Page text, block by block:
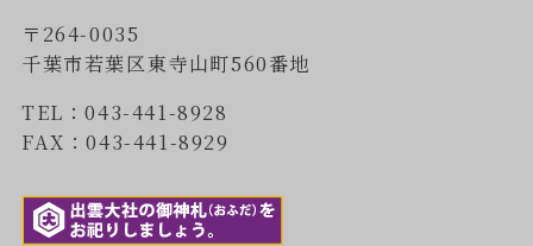
〒264-0035
千葉市若葉区東寺山町560番地
TEL：043-441-8928
FAX：043-441-8929